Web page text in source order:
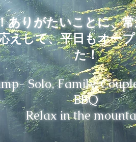
ありがたいことに、
して、平日もオープ
た！
Solo, Family,
BBQ
Relax in the